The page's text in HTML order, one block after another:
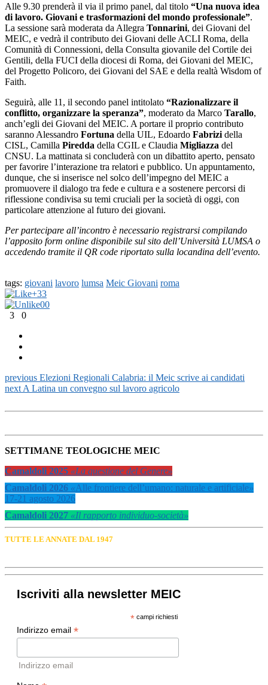
Alle 9.30 prenderà il via il primo panel, dal titolo “Una nuova idea
di lavoro. Giovani e trasformazioni del mondo professionale”.
La sessione sarà moderata da Allegra Tonnarini, dei Giovani del
MEIC, e vedrà il contributo dei Giovani delle ACLI Roma, della
Comunità di Connessioni, della Consulta giovanile del Cortile dei
Gentili, della FUCI della diocesi di Roma, dei Giovani del MEIC,
del Progetto Policoro, dei Giovani del SAE e della realtà Wisdom of
Faith.
Seguirà, alle 11, il secondo panel intitolato “Razionalizzare il
conflitto, organizzare la speranza”, moderato da Marco Tarallo,
anch’egli dei Giovani del MEIC. A portare il proprio contributo
saranno Alessandro Fortuna della UIL, Edoardo Fabrizi della
CISL, Camilla Piredda della CGIL e Claudia Migliazza del
CNSU. La mattinata si concluderà con un dibattito aperto, pensato
per favorire l’interazione tra relatori e pubblico. Un appuntamento,
dunque, che si inserisce nel solco dell’impegno del MEIC a
promuovere il dialogo tra fede e cultura e a sostenere percorsi di
riflessione condivisa su temi cruciali per la società di oggi, con
particolare attenzione al futuro dei giovani.
Per partecipare all’incontro è necessario registrarsi compilando
l’apposito form online disponibile sul sito dell’Università LUMSA o
accedendo tramite il QR code riportato sulla locandina dell’evento.
tags: giovani lavoro lumsa Meic Giovani roma
+33
00
3
0
previous Elezioni Regionali Calabria: il Meic scrive ai candidati
next A Latina un convegno sul lavoro agricolo
SETTIMANE TEOLOGICHE MEIC
Camaldoli 2025 «La questione del Genere»
Camaldoli 2026 «Alle frontiere dell’umano: naturale e artificiale»
17-21 agosto 2026
Camaldoli 2027 «Il rapporto individuo-società»
TUTTE LE ANNATE DAL 1947
Iscriviti alla newsletter MEIC
*campi richiesti
Indirizzo email *
Indirizzo email